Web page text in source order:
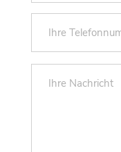
leave